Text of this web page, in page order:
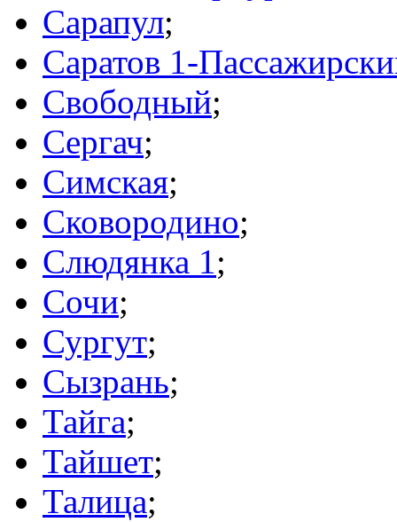
Сарапул;
Саратов 1-
Свободный;
Сергач;
Симская;
Сковородино;
Слюдянка 1;
Сочи;
Сургут;
Сызрань;
Тайга;
Тайшет;
Талица;